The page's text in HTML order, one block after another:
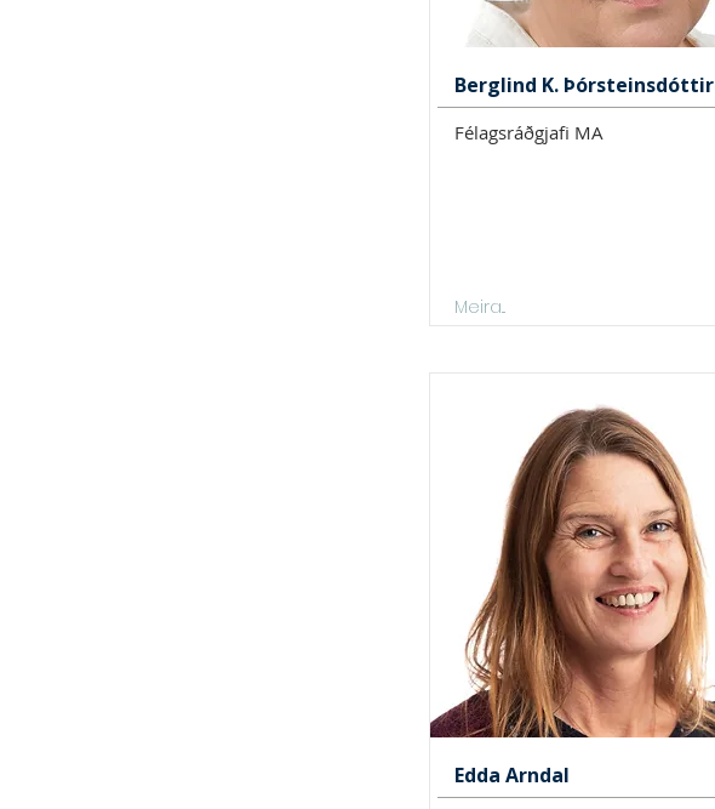
Berglind K. Þórsteinsdóttir
Félagsráðgjafi MA
Meira...
Edda Arndal